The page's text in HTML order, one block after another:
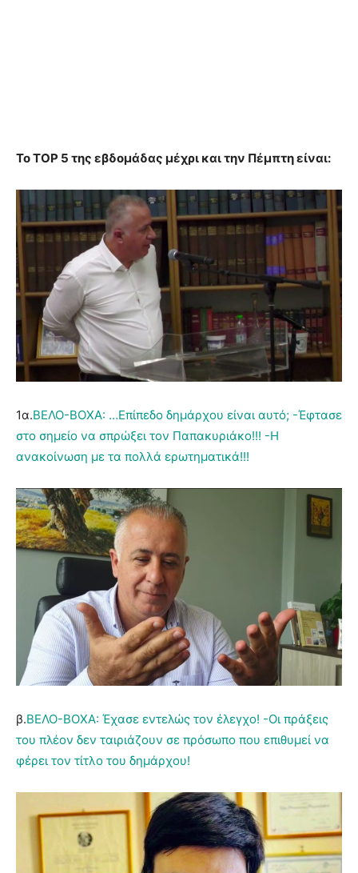
Το ΤΟΡ 5 της εβδομάδας μέχρι και την Πέμπτη είναι:
1α.ΒΕΛΟ-ΒΟΧΑ: …Επίπεδο δημάρχου είναι αυτό; -Έφτασε
στο σημείο να σπρώξει τον Παπακυριάκο!!! -Η
ανακοίνωση με τα πολλά ερωτηματικά!!!
β.ΒΕΛΟ-ΒΟΧΑ: Έχασε εντελώς τον έλεγχο! -Οι πράξεις
του πλέον δεν ταιριάζουν σε πρόσωπο που επιθυμεί να
φέρει τον τίτλο του δημάρχου!